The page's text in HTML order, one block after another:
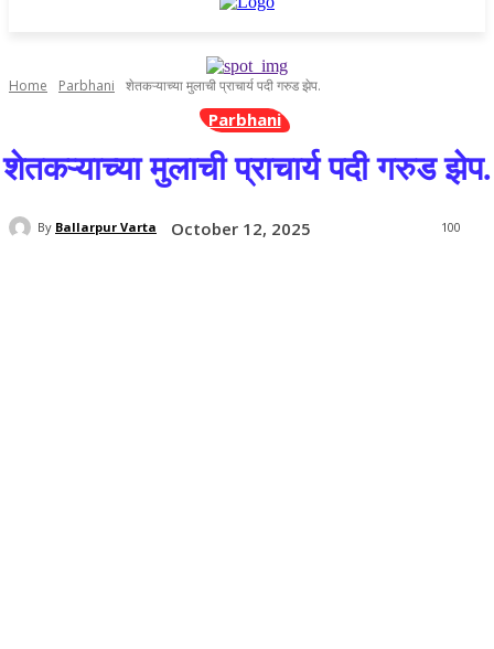
Home Parbhani शेतकऱ्याच्या मुलाची प्राचार्य पदी गरुड झेप.
Parbhani
शेतकऱ्याच्या मुलाची प्राचार्य पदी गरुड झेप.
By Ballarpur Varta October 12, 2025 100